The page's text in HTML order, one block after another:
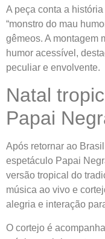
A peça conta a
“monstro do mau
gêmeos. A montagem
humor acessível,
peculiar e envolvente.
Natal
Papai
Após retornar ao
espetáculo Papai
versão tropical do
música ao vivo e
alegria e interação
O cortejo é